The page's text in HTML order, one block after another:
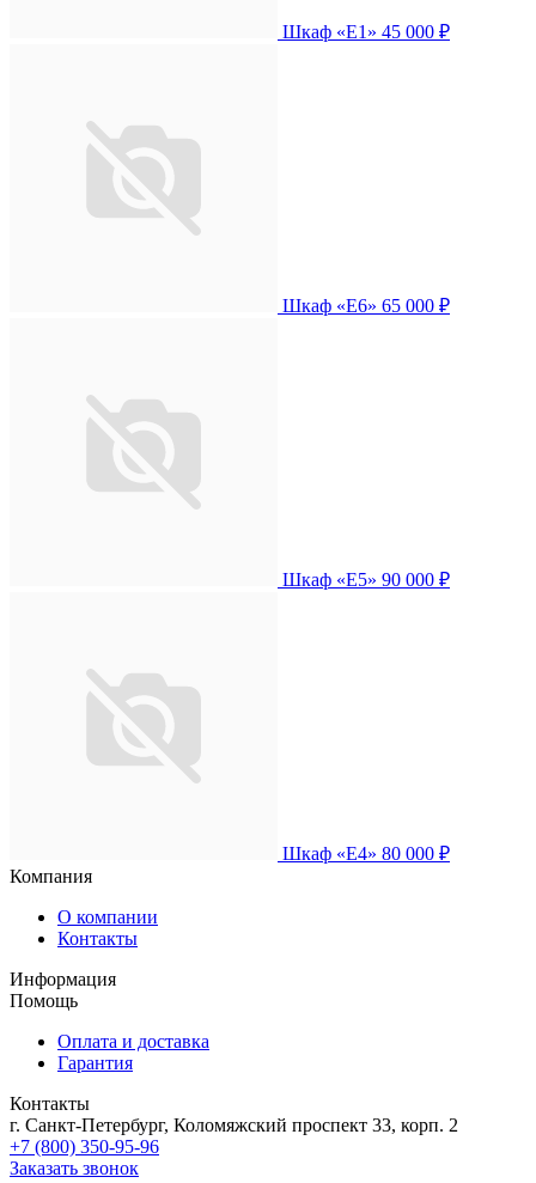
Шкаф «Е1» 45 000 ₽
Шкаф «Е6» 65 000 ₽
Шкаф «Е5» 90 000 ₽
Шкаф «Е4» 80 000 ₽
Компания
О компании
Контакты
Информация
Помощь
Оплата и доставка
Гарантия
Контакты
г. Санкт-Петербург, Коломяжский проспект 33, корп. 2
+7 (800) 350-95-96
Заказать звонок